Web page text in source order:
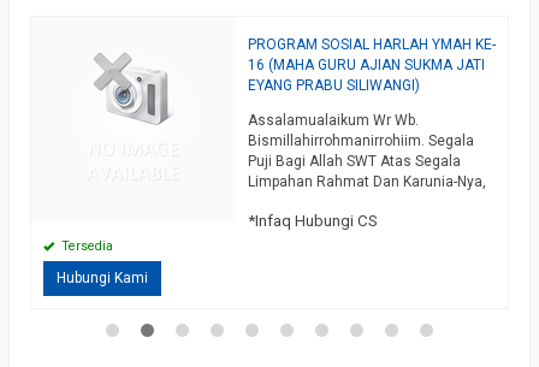
PROGRAM SOSIAL HARLAH YMAH KE-
16 (MAHA GURU AJIAN SUKMA JATI
EYANG PRABU SILIWANGI)
Assalamualaikum Wr Wb.
Bismillahirrohmanirrohiim. Segala
Puji Bagi Allah SWT Atas Segala
Limpahan Rahmat Dan Karunia-Nya,
Tetap Tercurahkan Kepada
Tahun 2006 Kami Merintis Dan
*Infaq Hubungi CS
Tersedia
Hubungi Kami